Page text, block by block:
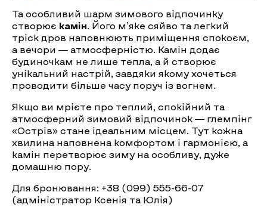
Та особливий шарм зимового відпочинку
створює камін. Його м’яке сяйво та легкий
тріск дров наповнюють приміщення спокоєм,
а вечори — атмосферністю. Камін додає
будиночкам не лише тепла, а й створює
унікальний настрій, завдяки якому хочеться
проводити більше часу поруч із вогнем.
Якщо ви мрієте про теплий, спокійний та
атмосферний зимовий відпочинок — глемпінг
«Острів» стане ідеальним місцем. Тут кожна
хвилина наповнена комфортом і гармонією, а
камін перетворює зиму на особливу, дуже
домашню пору.
Для бронювання: +38 (099) 555-66-07
(адміністратор Ксенія та Юлія)